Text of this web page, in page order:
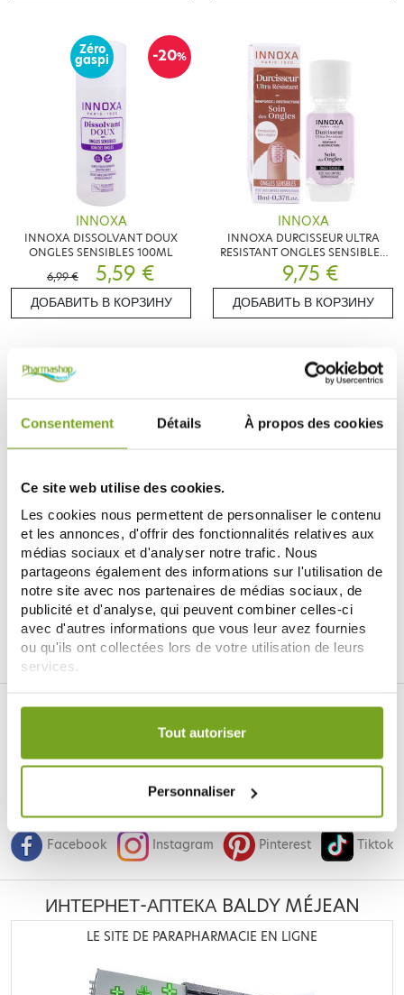
Consentement Détails À propos des cookies
Ce site web utilise des cookies.
Les cookies nous permettent de personnaliser le contenu
et les annonces, d'offrir des fonctionnalités relatives aux
médias sociaux et d'analyser notre trafic. Nous
partageons également des informations sur l'utilisation de
notre site avec nos partenaires de médias sociaux, de
publicité et d'analyse, qui peuvent combiner celles-ci
avec d'autres informations que vous leur avez fournies
ou qu'ils ont collectées lors de votre utilisation de leurs
services.
Votre choix de consentement est conservé pendant une
Tout autoriser
Personnaliser
-20%
Zéro
gaspi
INNOXA
INNOXA DISSOLVANT DOUX
ONGLES SENSIBLES 100ML
6,99 €
5,59 €
ДОБАВИТЬ В КОРЗИНУ
INNOXA
INNOXA DURCISSEUR ULTRA
RESISTANT ONGLES SENSIBLES
11ML
9,75 €
ДОБАВИТЬ В КОРЗИНУ
INNOXA
INNOXA BASE SILICIUM SOIN
DES ONGLES 11ML
7,95 €
ДОБАВИТЬ В КОРЗИНУ
Je souhaite m'inscrire à la newsletter
Facebook Instagram Pinterest Tiktok
ИНТЕРНЕТ-АПТЕКА BALDY MÉJEAN
LE SITE DE PARAPHARMACIE EN LIGNE